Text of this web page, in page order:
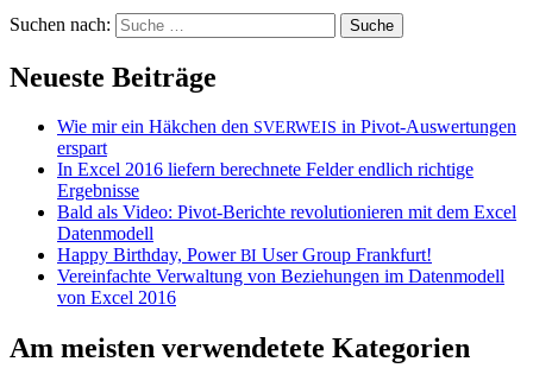
Suchen nach:
Neueste Beiträge
Wie mir ein Häkchen den SVERWEIS in Pivot-Auswertungen
erspart
In Excel 2016 liefern berechnete Felder endlich richtige
Ergebnisse
Bald als Video: Pivot-Berichte revolutionieren mit dem Excel
Datenmodell
Happy Birthday, PowerBI User Group Frankfurt!
Vereinfachte Verwaltung von Beziehungen im Datenmodell
von Excel 2016
Am meisten verwendetete Kategorien